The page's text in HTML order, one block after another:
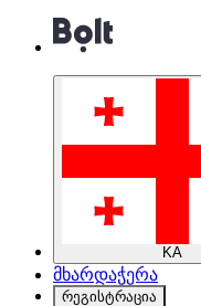
KA
მხარდაჭერა
რეგისტრაცია